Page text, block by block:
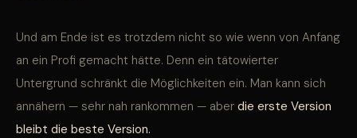
Und am Ende ist es trotzdem nicht so wie wenn von Anfang
an ein Profi gemacht hätte. Denn ein tätowierter
Untergrund schränkt die Möglichkeiten ein. Man kann sich
annähern — sehr nah rankommen — aber die erste Version
bleibt die beste Version.